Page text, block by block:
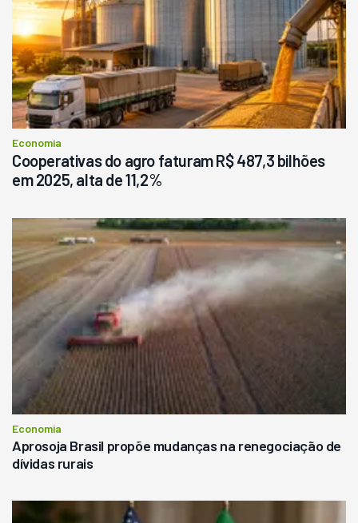
Economia
Cooperativas do agro faturam R$ 487,3 bilhões
em 2025, alta de 11,2%
Economia
Aprosoja Brasil propõe mudanças na renegociação de
dívidas rurais